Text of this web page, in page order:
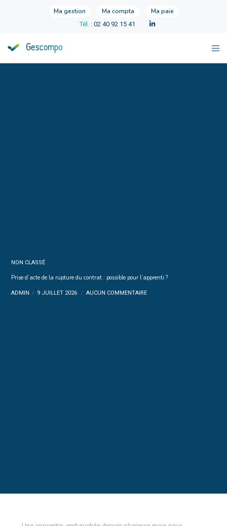
Ma gestion Ma compta Ma paie
Tél. : 02 40 92 15 41
NON CLASSÉ
Prise d’acte de la rupture du contrat : possible pour l’apprenti ?
ADMIN 9 JUILLET 2026 AUCUN COMMENTAIRE